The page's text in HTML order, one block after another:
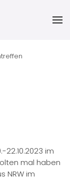
22.10.2023 im
mal haben
NRW im